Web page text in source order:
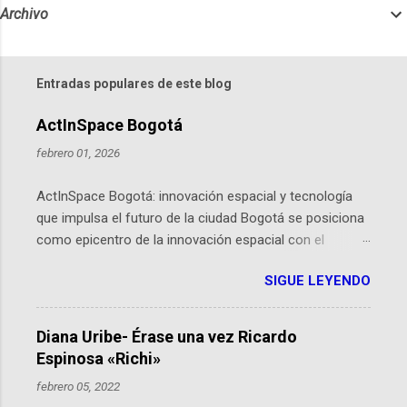
Archivo
Entradas populares de este blog
ActInSpace Bogotá
febrero 01, 2026
ActInSpace Bogotá: innovación espacial y tecnología
que impulsa el futuro de la ciudad Bogotá se posiciona
como epicentro de la innovación espacial con el
hackathon global que convierte tecnologías de la
Agencia Espacial Europea en soluciones prácticas para
la vida cotidiana. Este evento, organizado por el
Planetario de Bogotá del Idartes y la Universidad de los
Andes, reúne a expertos como el presidente de Airbus
Colombia y líderes del sector aeroespacial para inspirar
SIGUE LEYENDO
Diana Uribe- Érase una vez Ricardo
Espinosa «Richi»
febrero 05, 2022